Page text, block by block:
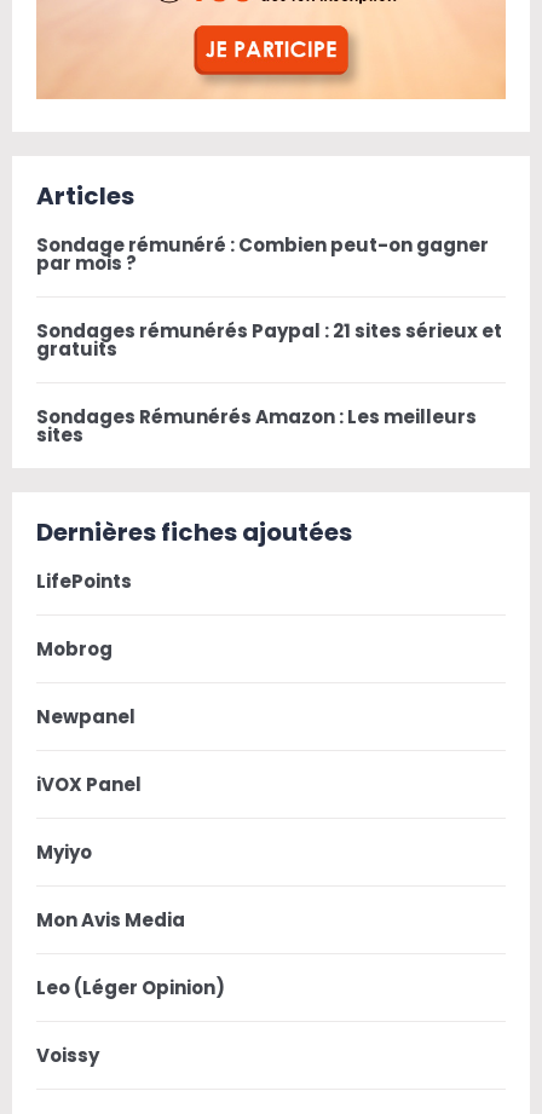
Articles
Sondage rémunéré : Combien peut-on gagner
par mois ?
Sondages rémunérés Paypal : 21 sites sérieux et
gratuits
Sondages Rémunérés Amazon : Les meilleurs
sites
Dernières fiches ajoutées
LifePoints
Mobrog
Newpanel
iVOX Panel
Myiyo
Mon Avis Media
Leo (Léger Opinion)
Voissy